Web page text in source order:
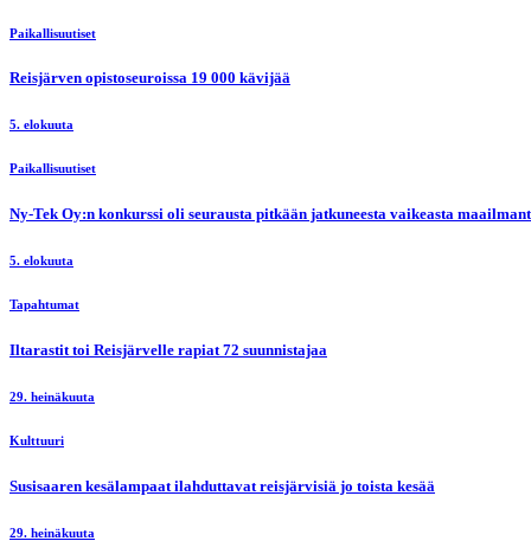
Paikallisuutiset
Reisjärven opistoseuroissa 19 000 kävijää
5. elokuuta
Paikallisuutiset
Ny-Tek Oy:n konkurssi oli seurausta pitkään jatkuneesta vaikeasta
5. elokuuta
Tapahtumat
Iltarastit toi Reisjärvelle rapiat 72 suunnistajaa
29. heinäkuuta
Kulttuuri
Susisaaren kesälampaat ilahduttavat reisjärvisiä jo toista kesää
29. heinäkuuta